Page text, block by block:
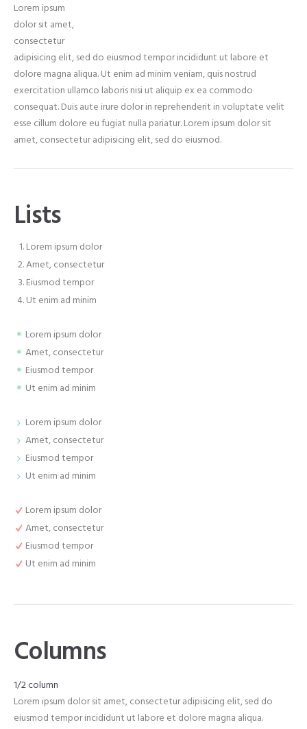
Lorem ipsum
dolor sit amet,
consectetur
adipisicing elit, sed do eiusmod tempor incididunt ut labore et
dolore magna aliqua. Ut enim ad minim veniam, quis nostrud
exercitation ullamco laboris nisi ut aliquip ex ea commodo
consequat. Duis aute irure dolor in reprehenderit in voluptate velit
esse cillum dolore eu fugiat nulla pariatur. Lorem ipsum dolor sit
amet, consectetur adipisicing elit, sed do eiusmod.
Lists
Lorem ipsum dolor
Amet, consectetur
Eiusmod tempor
Ut enim ad minim
Lorem ipsum dolor
Amet, consectetur
Eiusmod tempor
Ut enim ad minim
Lorem ipsum dolor
Amet, consectetur
Eiusmod tempor
Ut enim ad minim
Lorem ipsum dolor
Amet, consectetur
Eiusmod tempor
Ut enim ad minim
Columns
1/2 column
Lorem ipsum dolor sit amet, consectetur adipisicing elit, sed do
eiusmod tempor incididunt ut labore et dolore magna aliqua.